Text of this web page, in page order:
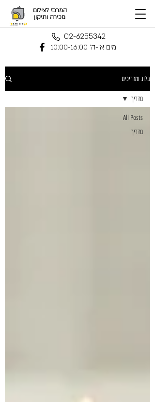
המרכז לצילום
מכירה ותיקון
02-6255342
ימים א'-ה' 10:00-16:00
בלוג ומדריכים
All Posts
מדריך
מדריך